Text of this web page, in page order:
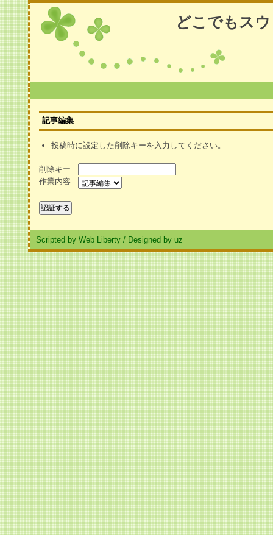
どこでもス
記事編集
投稿時に設定した削除キーを入力してください。
削除キー
作業内容
Scripted by Web Liberty / Designed by uz